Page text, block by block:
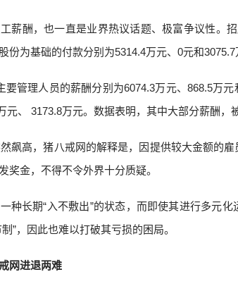
薪酬，也一直是业界热议话题、极富争议性。
份为基础的付款分别为5314.4万元、0元和3075.7
要管理人员的薪酬分别为6074.3万元、868.5万
元、 3173.8万元。数据表明，其中大部分薪酬，
飙高，猪八戒网的解释是，因提供较大金额的
奖金，不得不令外界十分质疑。
种长期“入不敷出”的状态，而即使其进行多元
”，因此也难以打破其亏损的困局。
网进退两难